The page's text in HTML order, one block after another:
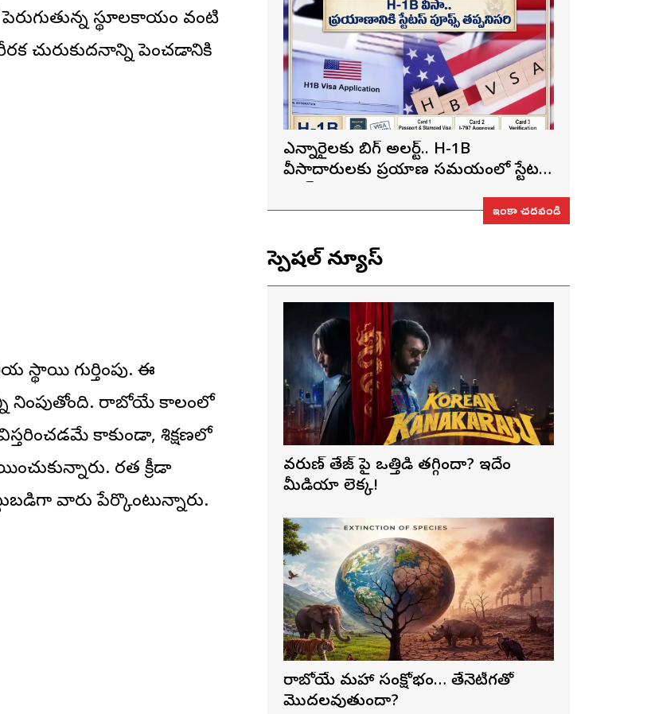
స్థూలకాయం వంటి
చురుకుదనాన్ని పెంచడానికి
గుర్తింపు. ఈ
నింపుతోంది. రాబోయే కాలంలో
కాకుండా, శిక్షణలో
భారత క్రీడా
వారు పేర్కొంటున్నారు.
ఎన్నారైలకు బిగ్ అలర్ట్.. H-1B
వీసాదారులకు ప్రయాణ సమయంలో స్టేటస్
ఇంకా చదవండి
స్పెషల్ న్యూస్
వరుణ్ తేజ్‌ పై ఒత్తిడి తగ్గిందా? ఇదేం
మీడియా లెక్క!
రాబోయే మహా సంక్షోభం… తేనెటీగతో
మొదలవుతుందా?